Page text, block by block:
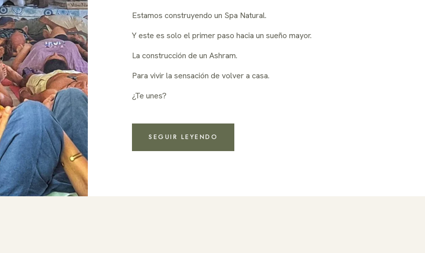
Estamos construyendo un Spa Natural.
Y este es solo el primer paso hacia un sueño mayor.
La construcción de un Ashram.
Para vivir la sensación de volver a casa.
¿Te unes?
SEGUIR LEYENDO